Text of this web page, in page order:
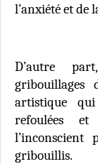
l’anxiété et de
D’autre
gribouillages
artistique
refoulées
gribouillis.